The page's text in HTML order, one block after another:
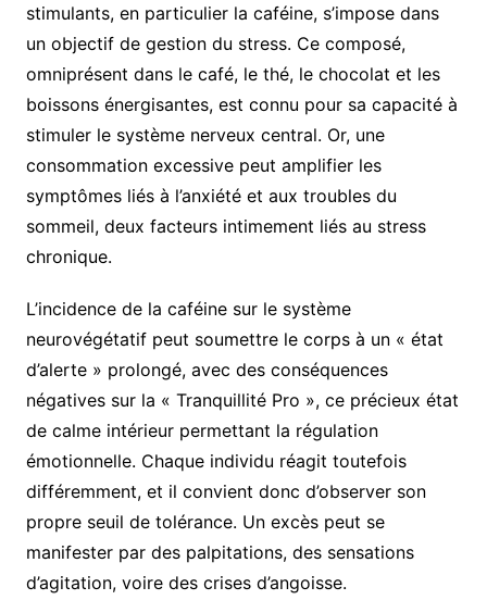
stimulants, en particulier la caféine, s’impose dans
un objectif de gestion du stress. Ce composé,
omniprésent dans le café, le thé, le chocolat et les
boissons énergisantes, est connu pour sa capacité à
stimuler le système nerveux central. Or, une
consommation excessive peut amplifier les
symptômes liés à l’anxiété et aux troubles du
sommeil, deux facteurs intimement liés au stress
chronique.
L’incidence de la caféine sur le système
neurovégétatif peut soumettre le corps à un « état
d’alerte » prolongé, avec des conséquences
négatives sur la « Tranquillité Pro », ce précieux état
de calme intérieur permettant la régulation
émotionnelle. Chaque individu réagit toutefois
différemment, et il convient donc d’observer son
propre seuil de tolérance. Un excès peut se
manifester par des palpitations, des sensations
d’agitation, voire des crises d’angoisse.